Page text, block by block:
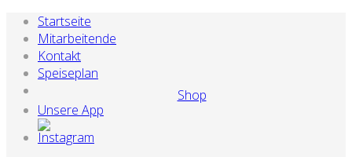
Startseite
Mitarbeitende
Kontakt
Speiseplan
Shop
Unsere App